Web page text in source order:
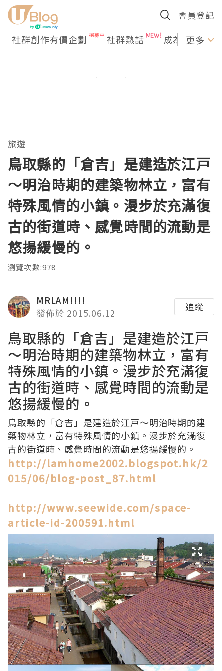
會員登記
社群創作有價企劃 社群熱話 成為U更多
旅遊
鳥取縣的「倉吉」是建造於江戸
～明治時期的建築物林立，富有
特殊風情的小鎮。漫步於充滿復
古的街道時、感覺時間的流動是
悠揚緩慢的。
瀏覽次數:978
MRLAM!!!!
發佈於 2015.06.12
追蹤
鳥取縣的「倉吉」是建造於江戸
～明治時期的建築物林立，富有
特殊風情的小鎮。漫步於充滿復
古的街道時、感覺時間的流動是
悠揚緩慢的。
鳥取縣的「倉吉」是建造於江戸～明治時期的建
築物林立，富有特殊風情的小鎮。漫步於充滿復
古的街道時、感覺時間的流動是悠揚緩慢的。
http://lamhome2002.blogspot.hk/2
015/06/blog-post_87.html
http://www.seewide.com/space-
article-id-200591.html